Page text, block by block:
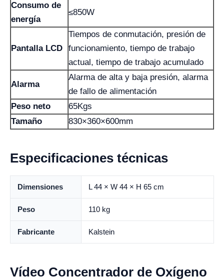
Consumo de
energía
≤850W
Pantalla LCD
Tiempos de conmutación, presión de
funcionamiento, tiempo de trabajo
actual, tiempo de trabajo acumulado
Alarma
Alarma de alta y baja presión, alarma
de fallo de alimentación
Peso neto
65Kgs
Tamaño
830×360×600mm
Especificaciones técnicas
Dimensiones L 44 × W 44 × H 65 cm
Peso 110 kg
Fabricante Kalstein
Vídeo Concentrador de Oxígeno